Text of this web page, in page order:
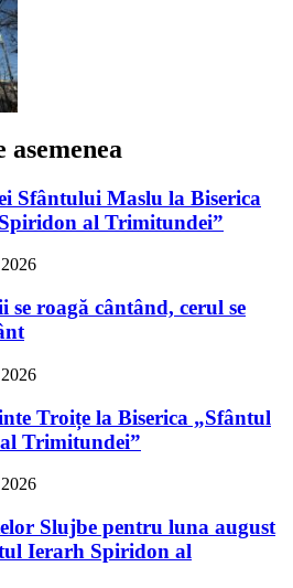
Sfântului Maslu la Biserica
al Trimitundei”
se roagă cântând, cerul se
Troițe la Biserica „Sfântul
Trimitundei”
Slujbe pentru luna august
Ierarh Spiridon al